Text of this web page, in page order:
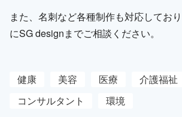
また、名刺など各種制作も対応してお
にSG designまでご相談ください。
健康 美容 医療
介護福祉
コンサルタント
環境